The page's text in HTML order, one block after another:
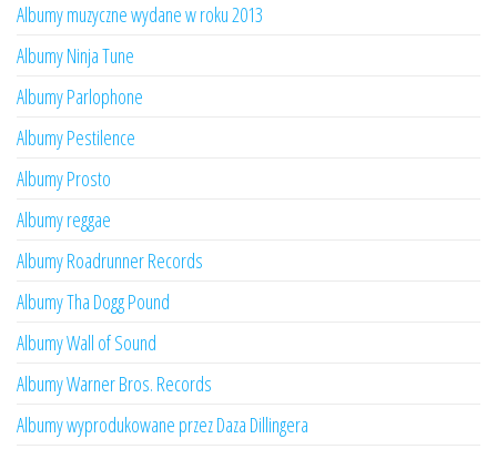
Albumy muzyczne wydane w roku 2013
Albumy Ninja Tune
Albumy Parlophone
Albumy Pestilence
Albumy Prosto
Albumy reggae
Albumy Roadrunner Records
Albumy Tha Dogg Pound
Albumy Wall of Sound
Albumy Warner Bros. Records
Albumy wyprodukowane przez Daza Dillingera